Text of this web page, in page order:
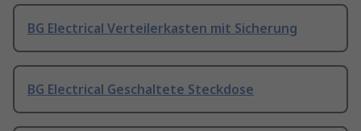
BG Electrical Verteilerkasten mit Sicherung
BG Electrical Geschaltete Steckdose